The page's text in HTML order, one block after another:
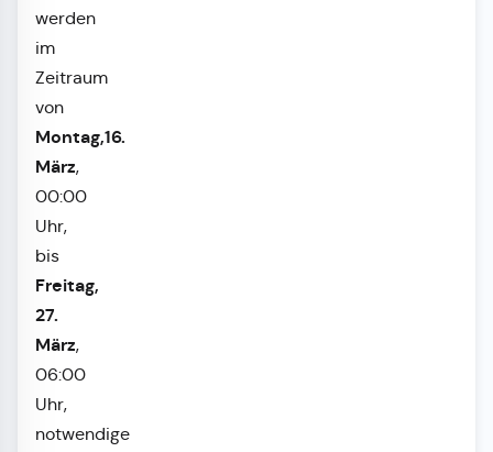
werden
im
Zeitraum
von
Montag,16.
März,
00:00
Uhr,
bis
Freitag,
27.
März,
06:00
Uhr,
notwendige